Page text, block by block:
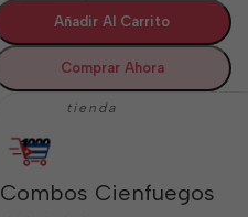
Añadir Al Carrito
Comprar Ahora
tienda
Combos Cienfuegos